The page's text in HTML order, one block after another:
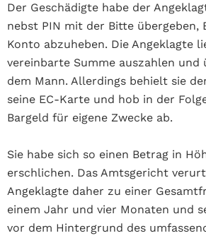
Der Geschädigte habe der
nebst PIN mit der Bitte übergeben,
Konto abzuheben. Die Angeklagte
vereinbarte Summe auszahlen und
dem Mann. Allerdings behielt sie
seine EC-Karte und hob in der
Bargeld für eigene Zwecke ab.
Sie habe sich so einen Betrag in
erschlichen. Das Amtsgericht
Angeklagte daher zu einer
einem Jahr und vier Monaten und
vor dem Hintergrund des